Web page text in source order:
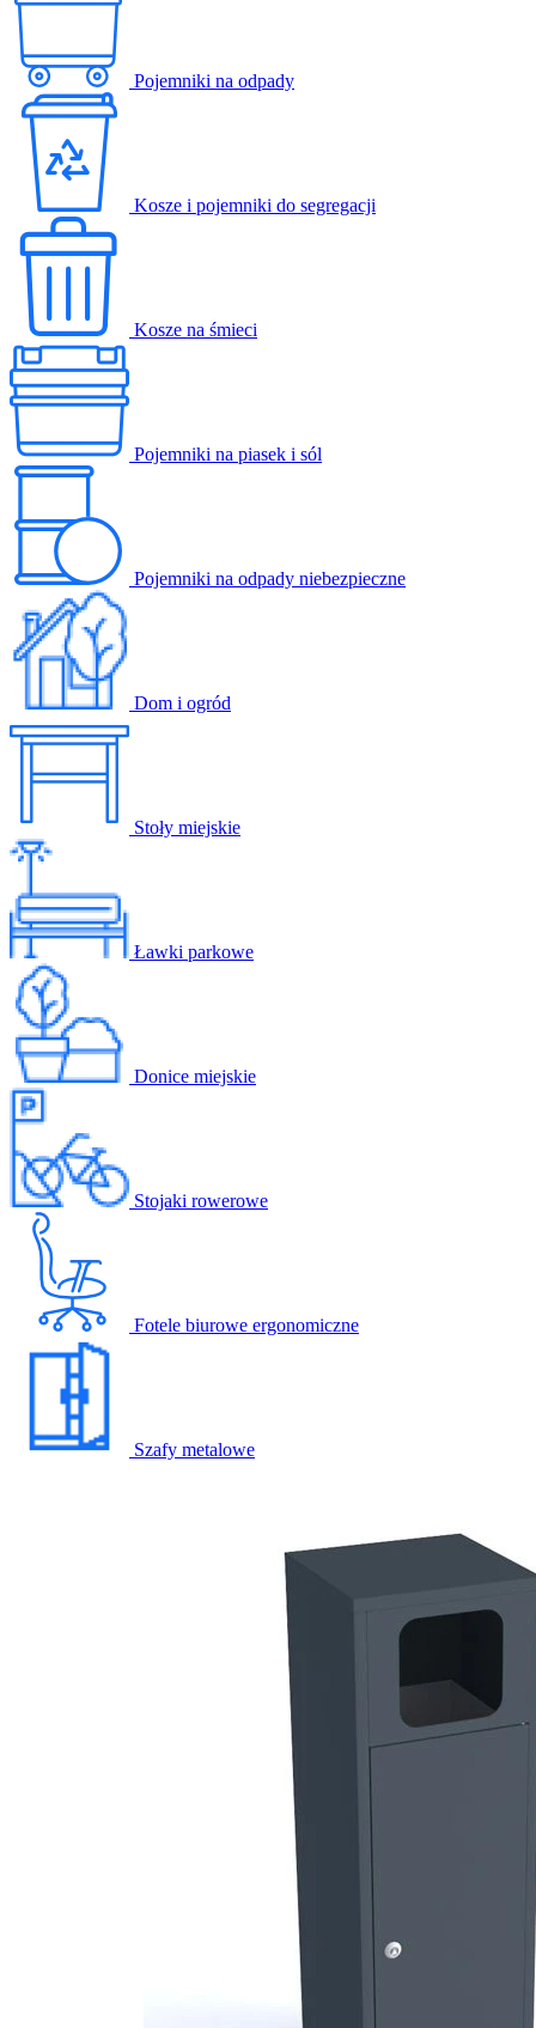
Pojemniki na odpady
Kosze i pojemniki do segregacji
Kosze na śmieci
Pojemniki na piasek i sól
Pojemniki na odpady niebezpieczne
Dom i ogród
Stoły miejskie
Ławki parkowe
Donice miejskie
Stojaki rowerowe
Fotele biurowe ergonomiczne
Szafy metalowe